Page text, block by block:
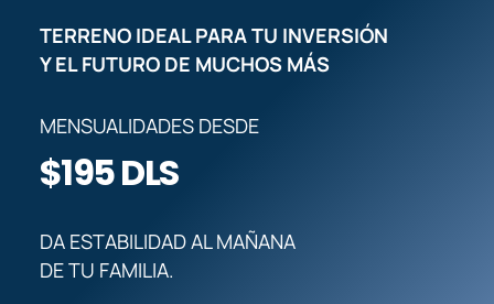
TERRENO IDEAL PARA TU INVERSIÓN
Y EL FUTURO DE MUCHOS MÁS
MENSUALIDADES DESDE
$195 DLS
DA ESTABILIDAD AL MAÑANA
DE TU FAMILIA.